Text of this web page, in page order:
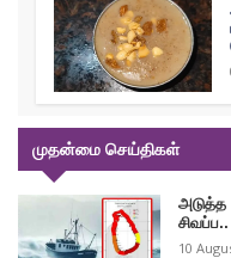
முதன்மை செய்திகள்
அடுத்த
சிவப்ப..
10